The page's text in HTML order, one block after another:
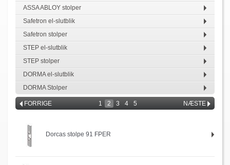
ASSA ABLOY stolper
Safetron el-slutblik
Safetron stolper
STEP el-slutblik
STEP stolper
DORMA el-slutblik
DORMA Stolper
FORRIGE NÆSTE
1 2 3 4 5
Dorcas stolpe 91 FPER